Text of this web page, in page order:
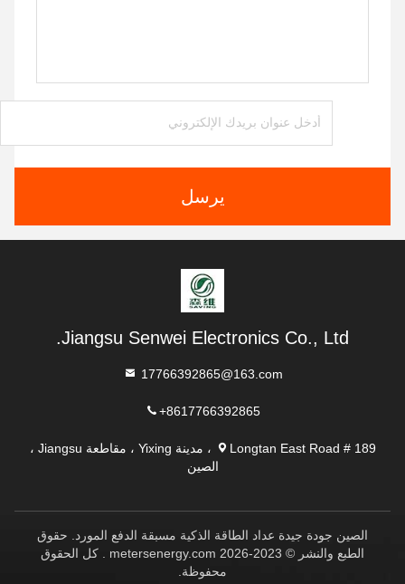
يرسل
Jiangsu Senwei Electronics Co., Ltd.
17766392865@163.com
+8617766392865
Longtan East Road # 189 ، مدينة Yixing ، مقاطعة Jiangsu ،
الصين
الصين جودة جيدة عداد الطاقة الذكية مسبقة الدفع المورد. حقوق
الطبع والنشر © 2023-2026 metersenergy.com . كل الحقوق
محفوظة.